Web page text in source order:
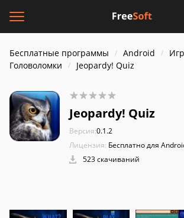
Бесплатные программы Android
Головоломки
Jeopardy! Quiz
Jeopardy! Quiz
Версия:0.1.2
Лицензия: Бесплатно для
523 скачиваний